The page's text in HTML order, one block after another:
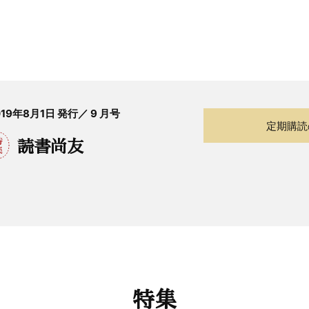
年8月1日 発行／ 9 月号
読書尚友
定期購
特集